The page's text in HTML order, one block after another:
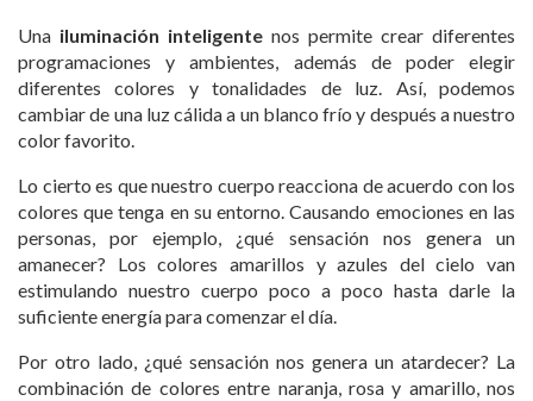
Una iluminación inteligente nos permite crear diferentes
programaciones y ambientes, además de poder elegir
diferentes colores y tonalidades de luz. Así, podemos
cambiar de una luz cálida a un blanco frío y después a nuestro
color favorito.
Lo cierto es que nuestro cuerpo reacciona de acuerdo con los
colores que tenga en su entorno. Causando emociones en las
personas, por ejemplo, ¿qué sensación nos genera un
amanecer? Los colores amarillos y azules del cielo van
estimulando nuestro cuerpo poco a poco hasta darle la
suficiente energía para comenzar el día.
Por otro lado, ¿qué sensación nos genera un atardecer? La
combinación de colores entre naranja, rosa y amarillo, nos